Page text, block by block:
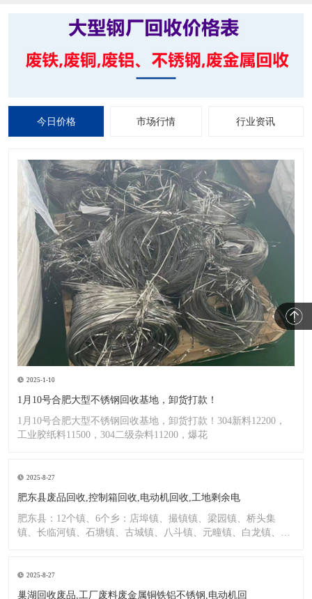
今日价格 市场行情 行业资讯
2025-1-10
1月10号合肥大型不锈钢回收基地，卸货打款！
1月10号合肥大型不锈钢回收基地，卸货打款！304新料12200，
工业胶纸料11500，304二级杂料11200，爆花
2025-8-27
肥东县废品回收,控制箱回收,电动机回收,工地剩余电
肥东县：12个镇、6个乡：店埠镇、撮镇镇、梁园镇、桥头集
镇、长临河镇、石塘镇、古城镇、八斗镇、元疃镇、白龙镇、包
2025-8-27
巢湖回收废品,工厂废料废金属铜铁铝不锈钢,电动机回